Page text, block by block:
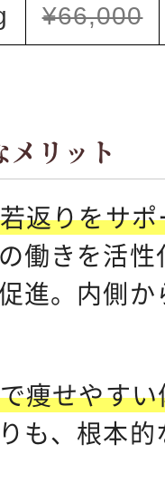
¥66,000
リット
返りをサポ
働きを活性
進。内側
痩せやすい
も、根本的